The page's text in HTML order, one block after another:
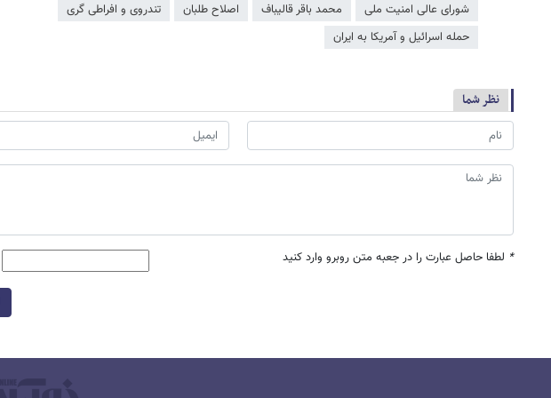
شورای عالی امنیت ملی محمد باقر قالیباف اصلاح طلبان
تندروی و افراطی گری
حمله اسرائیل و آمریکا به ایران
نظر شما
* لطفا حاصل عبارت را در جعبه متن روبرو وارد کنید